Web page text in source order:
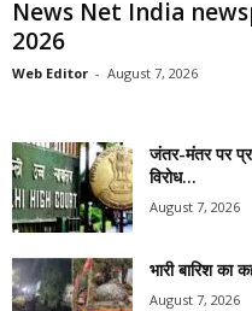
News Net India
2026
Web Editor - August 7, 2026
जंतर-मंतर पर
विरोध...
August 7, 2026
भारी बारिश का
August 7, 2026